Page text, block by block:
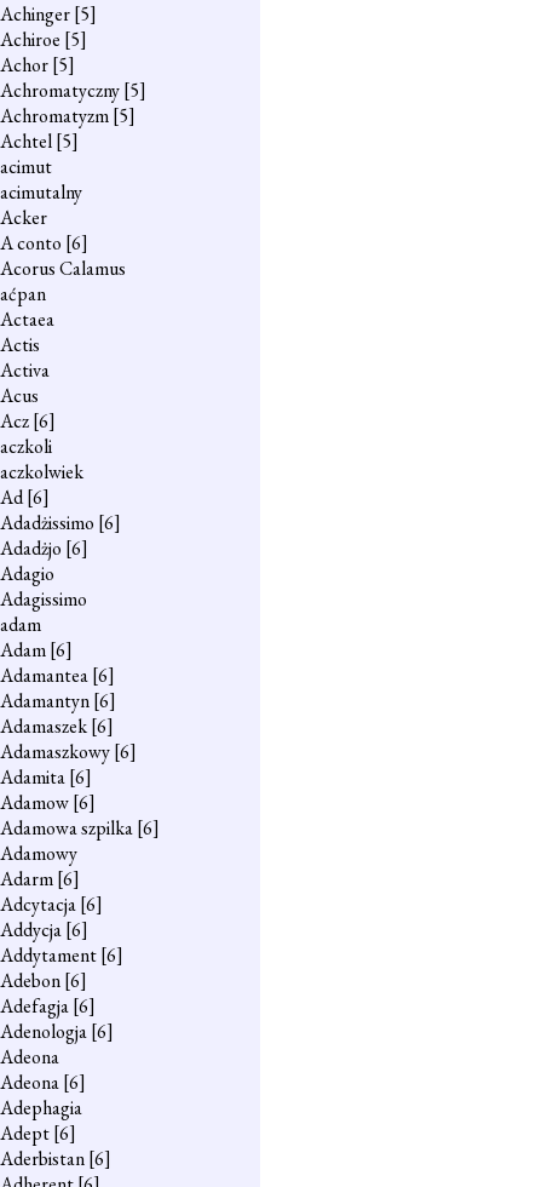
Achinger[5]
Achiroe [5]
Achor[5]
Achromatyczny[5]
Achromatyzm[5]
Achtel[5]
acimut
acimutalny
Acker
A conto [6]
Acorus Calamus
aćpan
Actaea
Actis
Activa
Acus
Acz[6]
aczkoli
aczkolwiek
Ad[6]
Adadżissimo [6]
Adadżjo [6]
Adagio
Adagissimo
adam
Adam[6]
Adamantea[6]
Adamantyn[6]
Adamaszek[6]
Adamaszkowy[6]
Adamita[6]
Adamow[6]
Adamowa szpilka[6]
Adamowy
Adarm[6]
Adcytacja[6]
Addycja[6]
Addytament[6]
Adebon[6]
Adefagja[6]
Adenologja[6]
Adeona
Adeona[6]
Adephagia
Adept[6]
Aderbistan[6]